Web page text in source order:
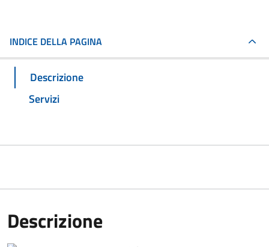
INDICE DELLA PAGINA
Descrizione
Servizi
Descrizione